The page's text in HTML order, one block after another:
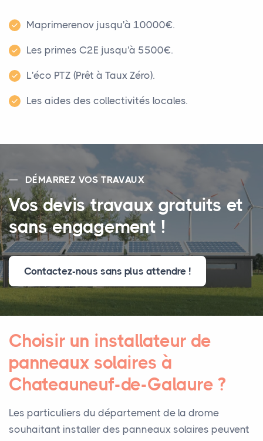
Maprimerenov jusqu'à 10000€.
Les primes C2E jusqu'à 5500€.
L'éco PTZ (Prêt à Taux Zéro).
Les aides des collectivités locales.
DÉMARREZ VOS TRAVAUX
Vos devis travaux gratuits et
sans engagement !
Contactez-nous sans plus attendre !
Choisir un installateur de
panneaux solaires à
Chateauneuf-de-Galaure ?
Les particuliers du département de la drome
souhaitant installer des panneaux solaires peuvent